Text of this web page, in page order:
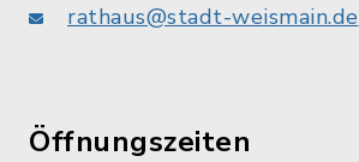
rathaus@stadt-weismain.de
Öffnungszeiten